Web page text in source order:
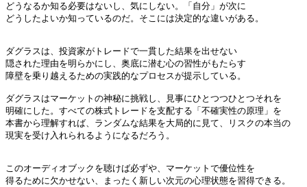
どうなるか知る必要はないし、気にしない。「自分」が次に
どうしたよいか知っているのだ。そこには決定的な違いがある。
ダグラスは、投資家がトレードで一貫した結果を出せない
隠された理由を明らかにし、奥底に潜む心の習性がもたらす
障壁を乗り越えるための実践的なプロセスが提示している。
ダグラスはマーケットの神秘に挑戦し、見事にひとつつひとつそれを
明確にした。すべての株式トレードを支配する「不確実性の原理」を
本書から理解すれば、ランダムな結果を大局的に見て、リスクの本当の
現実を受け入れられるようになるだろう。
このオーディオブックを聴けば必ずや、マーケットで優位性を
得るために欠かせない、まったく新しい次元の心理状態を習得できる。